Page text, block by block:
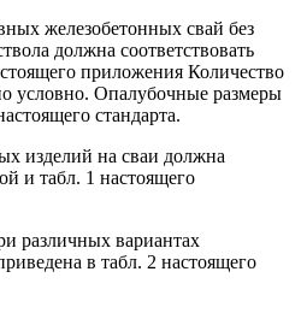
железобетонных свай без
должна соответствовать
приложения Количество
условно. Опалубочные размеры
стандарта.
изделий на сваи должна
и табл. 1 настоящего
различных вариантах
в табл. 2 настоящего